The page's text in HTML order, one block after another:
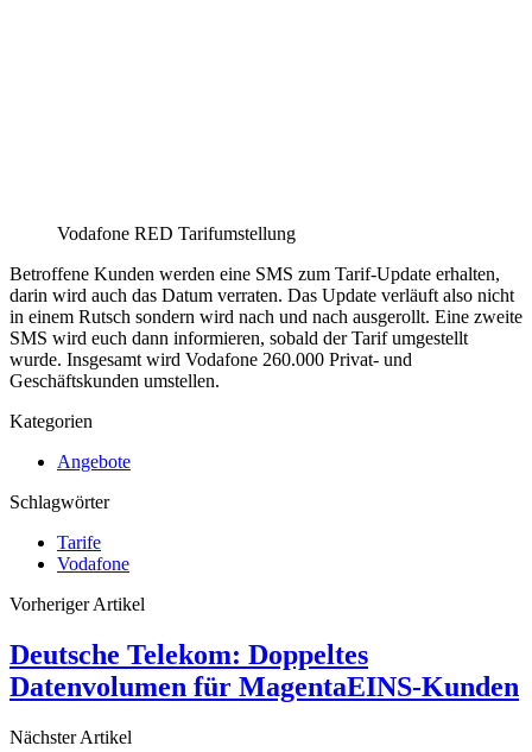
Vodafone RED Tarifumstellung
Betroffene Kunden werden eine SMS zum Tarif-Update erhalten,
darin wird auch das Datum verraten. Das Update verläuft also nicht
in einem Rutsch sondern wird nach und nach ausgerollt. Eine zweite
SMS wird euch dann informieren, sobald der Tarif umgestellt
wurde. Insgesamt wird Vodafone 260.000 Privat- und
Geschäftskunden umstellen.
Kategorien
Angebote
Schlagwörter
Tarife
Vodafone
Vorheriger Artikel
Deutsche Telekom: Doppeltes
Datenvolumen für MagentaEINS-Kunden
Nächster Artikel